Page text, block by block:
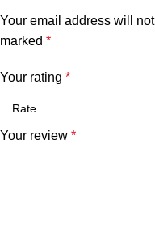
Your email address will
marked *
Your rating *
Your review *